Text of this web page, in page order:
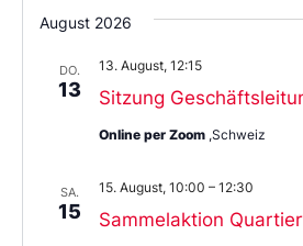
Sie
das
aus.
August 2026
DO.
13 Sitzung
13. August, 12:15
Online per Zoom ,Schweiz
SA.
15 Sammelaktion
15. August, 10:00 – 12:30